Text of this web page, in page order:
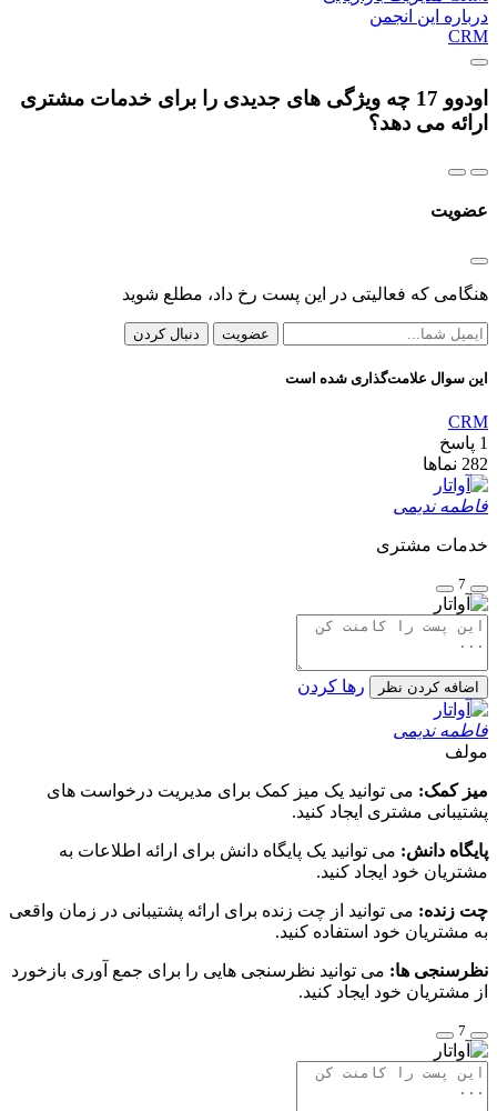
درباره این انجمن
CRM
اودوو 17 چه ویژگی های جدیدی را برای خدمات مشتری
ارائه می دهد؟
عضویت
هنگامی که فعالیتی در این پست رخ داد، مطلع شوید
عضویت دنبال کردن
این سوال علامت‌گذاری شده است
CRM
1 پاسخ
282 نماها
فاطمه ندیمی
خدمات مشتری
7
اضافه کردن نظر رها کردن
فاطمه ندیمی
مولف
میز کمک: می توانید یک میز کمک برای مدیریت درخواست های
پشتیبانی مشتری ایجاد کنید.
پایگاه دانش: می توانید یک پایگاه دانش برای ارائه اطلاعات به
مشتریان خود ایجاد کنید.
چت زنده: می توانید از چت زنده برای ارائه پشتیبانی در زمان واقعی
به مشتریان خود استفاده کنید.
نظرسنجی ها: می توانید نظرسنجی هایی را برای جمع آوری بازخورد
از مشتریان خود ایجاد کنید.
7